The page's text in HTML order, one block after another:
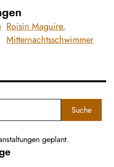
Roisin Maguire,
Mitternachtsschwimmer
Suche
geplant.